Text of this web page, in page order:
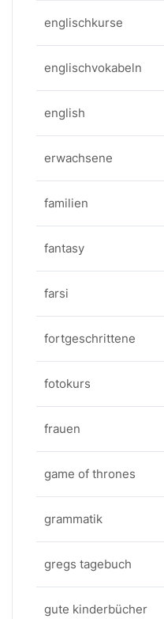
englischkurse
englischvokabeln
english
erwachsene
familien
fantasy
farsi
fortgeschrittene
fotokurs
frauen
game of thrones
grammatik
gregs tagebuch
gute kinderbücher